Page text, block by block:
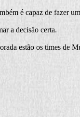
é capaz de fazer
a decisão certa.
estão os times de